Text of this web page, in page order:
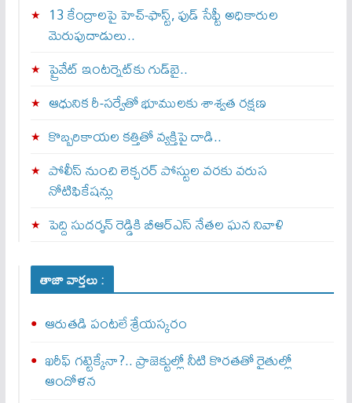
13 కేంద్రాలపై హెచ్-ఫాస్ట్, ఫుడ్ సేఫ్టీ అధికారుల
మెరుపుదాడులు..
ప్రైవేట్‌ ఇంటర్నెట్‌కు గుడ్‌బై..
ఆధునిక రీ-సర్వేతో భూములకు శాశ్వత రక్షణ
కొబ్బరికాయల కత్తితో వ్యక్తిపై దాడి..
పోలీస్ నుంచి లెక్చరర్ పోస్టుల వరకు వరుస
నోటిఫికేషన్లు
పెద్ది సుదర్శన్ రెడ్డికి బీఆర్‌ఎస్ నేతల ఘన నివాళి
తాజా వార్తలు :
ఆరుతడి పంటలే శ్రేయస్కరం
ఖరీఫ్ గట్టెక్కేనా?.. ప్రాజెక్టుల్లో నీటి కొరతతో రైతుల్లో
ఆందోళన